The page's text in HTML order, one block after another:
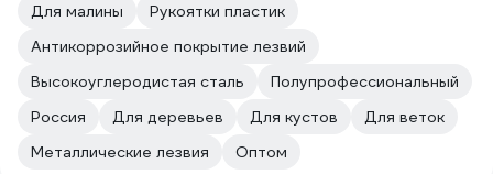
Для малины
Рукоятки пластик
Антикоррозийное покрытие лезвий
Высокоуглеродистая сталь
Полупрофессиональный
Россия
Для деревьев Для кустов
Для веток
Металлические лезвия
Оптом